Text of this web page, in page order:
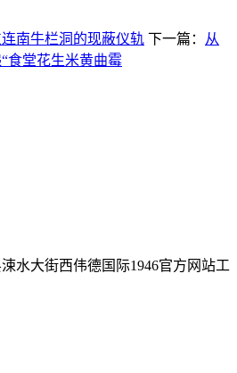
南牛栏洞的现蔽仪轨 下一篇：
从
食堂花生米黄曲霉
水大街西伟德国际1946官方网站工